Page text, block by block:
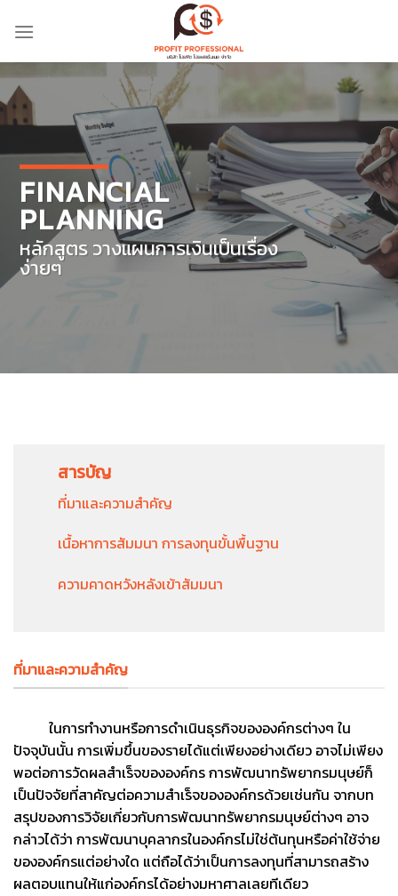
FINANCIAL
PLANNING
หลักสูตร วางแผนการเงินเป็นเรื่อง
ง่ายๆ
สารบัญ
ที่มาและความสำคัญ
เนื้อหาการสัมมนา การลงทุนขั้นพื้นฐาน
ความคาดหวังหลังเข้าสัมมนา
ที่มาและความสำคัญ
ในการทำงานหรือการดำเนินธุรกิจขององค์กรต่างๆ ใน
ปัจจุบันนั้น การเพิ่มขึ้นของรายได้แต่เพียงอย่างเดียว อาจไม่เพียง
พอต่อการวัดผลสำเร็จขององค์กร การพัฒนาทรัพยากรมนุษย์ก็
เป็นปัจจัยที่สาคัญต่อความสำเร็จขององค์กรด้วยเช่นกัน จากบท
สรุปของการวิจัยเกี่ยวกับการพัฒนาทรัพยากรมนุษย์ต่างๆ อาจ
กล่าวได้ว่า การพัฒนาบุคลากรในองค์กรไม่ใช่ต้นทุนหรือค่าใช้จ่าย
ขององค์กรแต่อย่างใด แต่ถือได้ว่าเป็นการลงทุนที่สามารถสร้าง
ผลตอบแทนให้แก่องค์กรได้อย่างมหาศาลเลยทีเดียว